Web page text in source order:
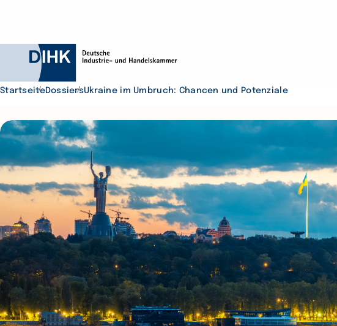
Durchsuchen Sie
StartseiteDossiersUkraine im Umbruch: Chancen und Potenziale